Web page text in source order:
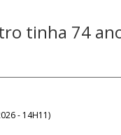
tinha 74
- 14H11)